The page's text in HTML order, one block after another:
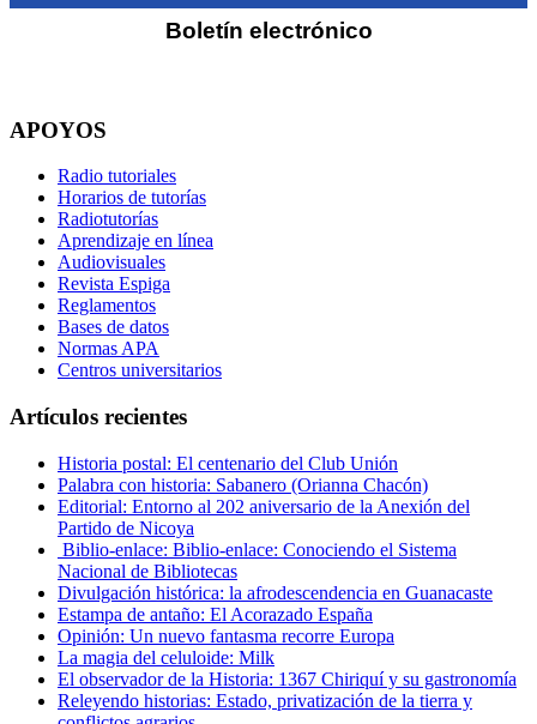
Boletín electrónico
APOYOS
Radio tutoriales
Horarios de tutorías
Radiotutorías
Aprendizaje en línea
Audiovisuales
Revista Espiga
Reglamentos
Bases de datos
Normas APA
Centros universitarios
Artículos recientes
Historia postal: El centenario del Club Unión
Palabra con historia: Sabanero (Orianna Chacón)
Editorial: Entorno al 202 aniversario de la Anexión del
Partido de Nicoya
Biblio-enlace: Biblio-enlace: Conociendo el Sistema
Nacional de Bibliotecas
Divulgación histórica: la afrodescendencia en Guanacaste
Estampa de antaño: El Acorazado España
Opinión: Un nuevo fantasma recorre Europa
La magia del celuloide: Milk
El observador de la Historia: 1367 Chiriquí y su gastronomía
Releyendo historias: Estado, privatización de la tierra y